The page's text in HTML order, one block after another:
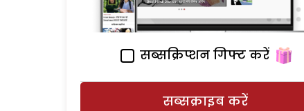
सब्सक्रिप्शन गिफ्ट करें
सब्सक्राइब करें